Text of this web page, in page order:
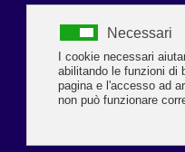
Ravennamette a
Mediante la soluzione
software, ma è sufficiente
registrare i dati delle presenze.
canale interattivo e diretto tra
evitare tutte le problematiche
installazione ed
all'allineamento degli archivi